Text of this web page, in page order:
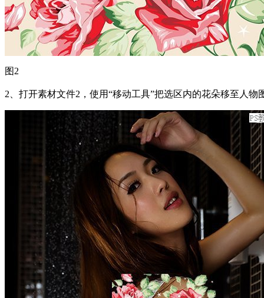
图2
2、打开素材文件2，使用“移动工具”把选区内的花朵移至人